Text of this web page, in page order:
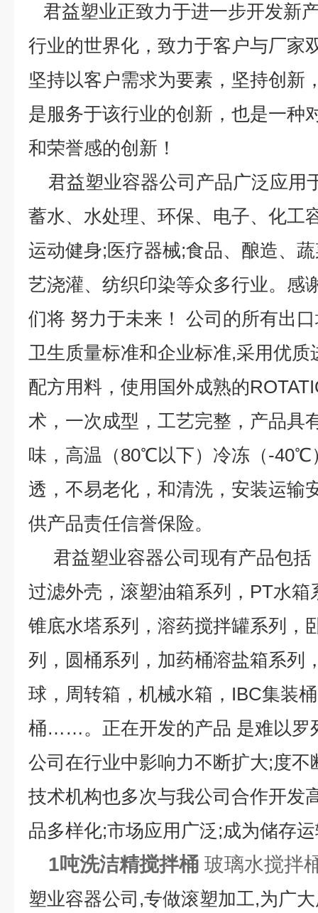
君益塑业正致力于进一步开发新
行业的世界化，致力于客户与厂家
坚持以客户需求为要素，坚持创新
是服务于该行业的创新，也是一种
和荣誉感的创新！
君益塑业容器公司产品广泛应用
蓄水、水处理、环保、电子、化工
运动健身;医疗器械;食品、酿造、
艺浇灌、纺织印染等众多行业。感
们将 努力于未来！ 公司的所有出
卫生质量标准和企业标准,采用优
配方用料，使用国外成熟的
术，一次成型，工艺完整，产品具
味，高温（80℃以下）冷冻（-40℃
透，不易老化，和清洗，安装运输
供产品责任信誉保险。
君益塑业容器公司现有产品包括
过滤外壳，滚塑油箱系列，PT水
锥底水塔系列，溶药搅拌罐系列，
列，圆桶系列，加药桶溶盐箱系列
球，周转箱，机械水箱，IBC集装
桶……。正在开发的产品 是难以
公司在行业中影响力不断扩大;度
技术机构也多次与我公司合作开发
品多样化;市场应用广泛;成为储存
1吨洗洁精搅拌桶 玻璃水搅拌
塑业容器公司,专做滚塑加工,为广